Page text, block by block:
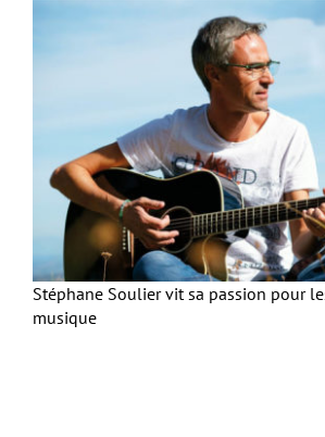
Stéphane Soulier vit sa passion pour
musique